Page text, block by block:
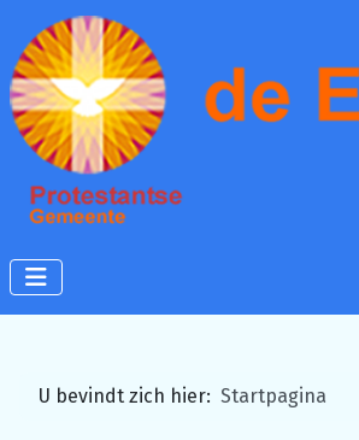
U bevindt zich hier: Startpagina